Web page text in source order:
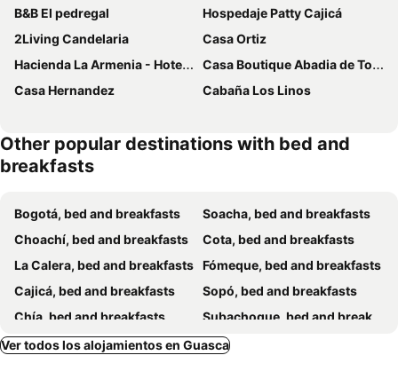
B&B El pedregal
Hospedaje Patty Cajicá
2Living Candelaria
Casa Ortiz
Hacienda La Armenia - Hotel Cottage
Casa Boutique Abadia de Tomine
Casa Hernandez
Cabaña Los Linos
Other popular destinations with bed and
breakfasts
Bogotá, bed and breakfasts
Soacha, bed and breakfasts
Choachí, bed and breakfasts
Cota, bed and breakfasts
La Calera, bed and breakfasts Fómeque, bed and breakfasts
Cajicá, bed and breakfasts
Sopó, bed and breakfasts
Chía, bed and breakfasts
Subachoque, bed and breakfasts
Guatavita, bed and breakfasts Cogua, bed and breakfasts
Ver todos los alojamientos en Guasca